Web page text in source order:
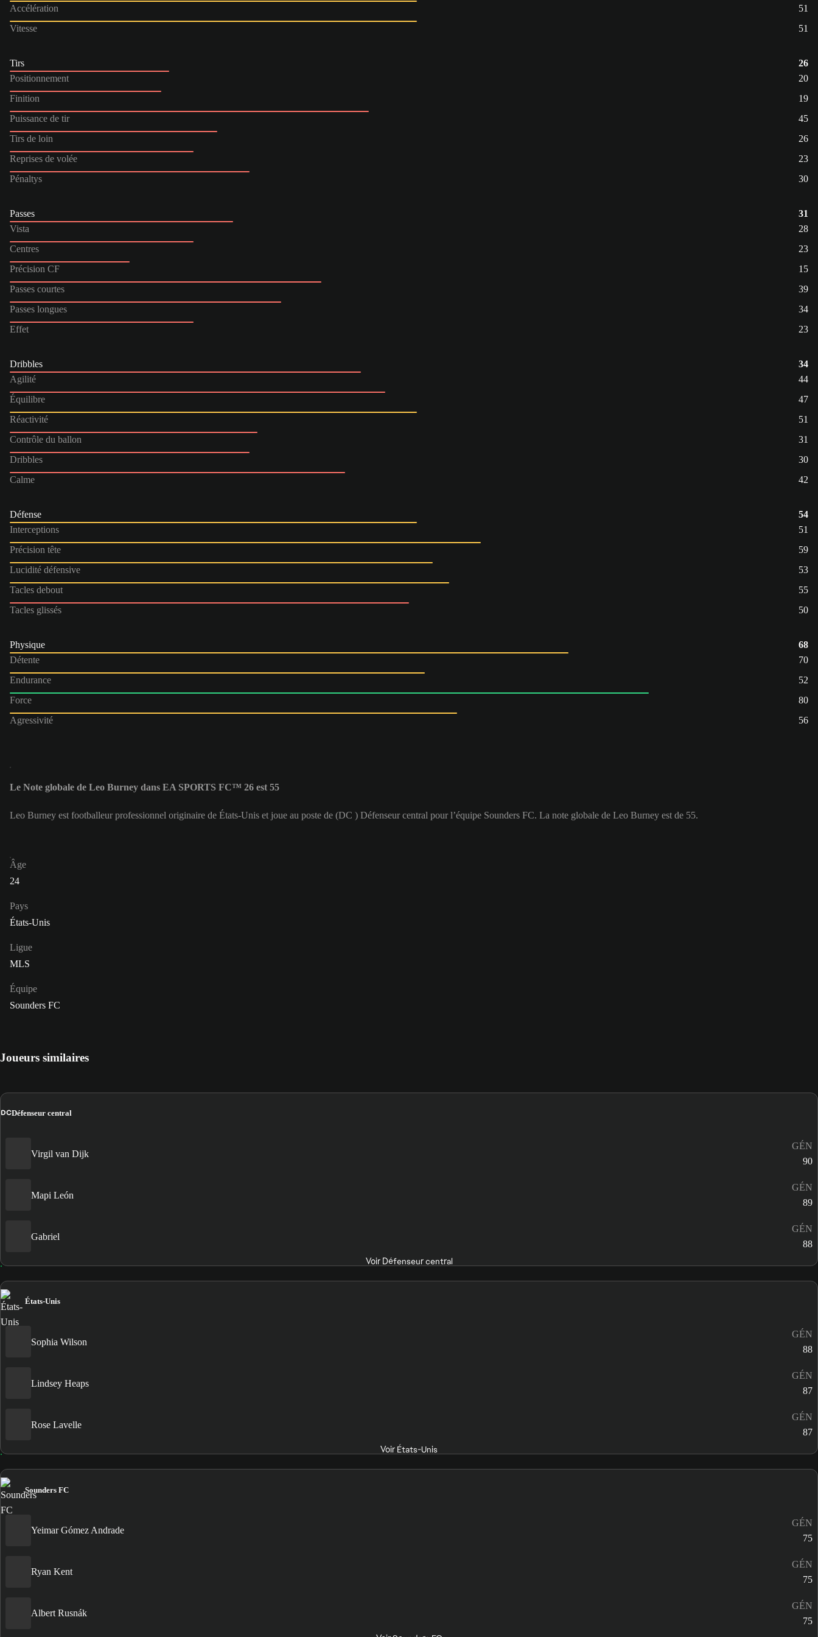
Accélération
51
Vitesse
51
Tirs
26
Positionnement
20
Finition
19
Puissance de tir
45
Tirs de loin
26
Reprises de volée
23
Pénaltys
30
Passes
31
Vista
28
Centres
23
Précision CF
15
Passes courtes
39
Passes longues
34
Effet
23
Dribbles
34
Agilité
44
Équilibre
47
Réactivité
51
Contrôle du ballon
31
Dribbles
30
Calme
42
Défense
54
Interceptions
51
Précision tête
59
Lucidité défensive
53
Tacles debout
55
Tacles glissés
50
Physique
68
Détente
70
Endurance
52
Force
80
Agressivité
56
Le Note globale de Leo Burney dans EA SPORTS FC™ 26 est 55
Leo Burney est footballeur professionnel originaire de États-Unis et joue au poste de (DC ) Défenseur central pour l’équipe Sounders FC. La note globale de Leo Burney est de 55.
Âge
24
Pays
États-Unis
Ligue
MLS
Équipe
Sounders FC
Joueurs similaires
DCDéfenseur central
Virgil van Dijk
GÉN
90
Mapi León
GÉN
89
Gabriel
GÉN
88
Voir Défenseur central
États-Unis
Sophia Wilson
GÉN
88
Lindsey Heaps
GÉN
87
Rose Lavelle
GÉN
87
Voir États-Unis
Sounders FC
Yeimar Gómez Andrade
GÉN
75
Ryan Kent
GÉN
75
Albert Rusnák
GÉN
75